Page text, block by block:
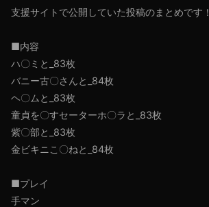
支援サイトで公開していた投稿のまとめです！
■内容
ハ〇ミと_83枚
バニー古〇さんと_84枚
ヘ〇ムと_83枚
童貞を〇すセーターホ〇ラと_83枚
紫〇部と_83枚
金ビキニこ〇ねと_84枚
■プレイ
手マン